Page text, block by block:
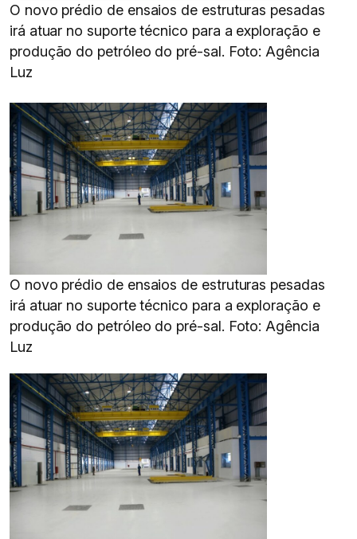
O novo prédio de ensaios de estruturas pesadas
irá atuar no suporte técnico para a exploração e
produção do petróleo do pré-sal. Foto: Agência
Luz
O novo prédio de ensaios de estruturas pesadas
irá atuar no suporte técnico para a exploração e
produção do petróleo do pré-sal. Foto: Agência
Luz